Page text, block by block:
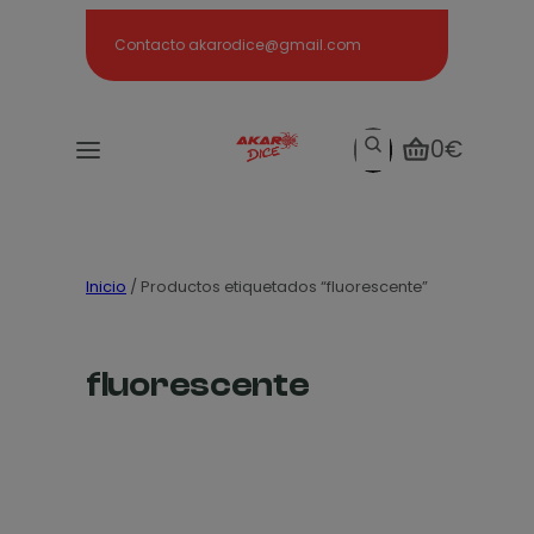
Contacto akarodice@gmail.com
Search0€
Inicio / Productos etiquetados “fluorescente”
fluorescente